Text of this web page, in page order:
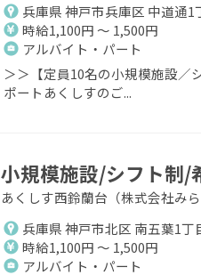
兵庫県 神戸市兵庫区 中道通1
時給1,100円 ～ 1,500円
アルバイト・パート
＞＞【定員10名の小規模施設／
ポートあくしすのご...
小規模施設/シフト制/
あくしす西鈴蘭台（株式会社みら
兵庫県 神戸市北区 南五葉1丁
時給1,100円 ～ 1,500円
アルバイト・パート